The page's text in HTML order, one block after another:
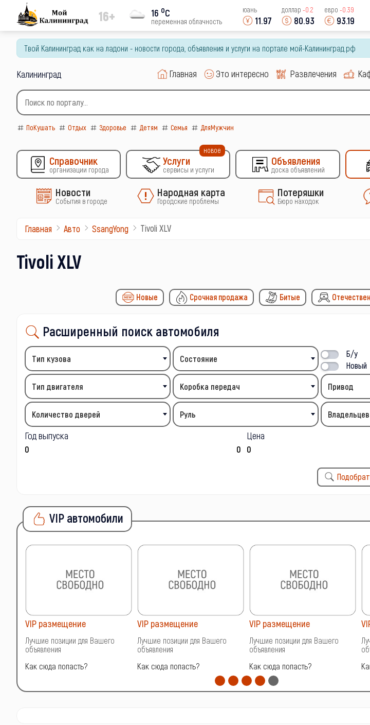
16+ 16 oC
переменная облачность
юань
11.97
доллар -0.2
80.93
евро -0.39
93.19
Твой Калининград как на ладони - новости города, объявления и услуги на портале мой-Калининград.рф
Калининград Главная Это интересно Развлечения
ПоКушать Отдых Здоровье Детям Семья ДляМужчин
Справочник
организации города
Услуги
сервисы и услуги
новое
Объявления
доска объявлений
Новости
События в городе
Народная карта
Городские проблемы
Потеряшки
Бюро находок
Главная Авто SsangYong Tivoli XLV
Tivoli XLV
Новые Срочная продажа Битые
Расширенный поиск автомобиля
Тип кузова Состояние
Б/у
Новый
Тип двигателя Коробка передач Привод
Количество дверей Руль
Год выпуска Цена
VIP автомобили
VIP размещение
Лучшие позиции для Вашего
объявления
Как сюда попасть?
VIP размещение
Лучшие позиции для Вашего
объявления
Как сюда попасть?
VIP размещение
Лучшие позиции для Вашего
объявления
Как сюда попасть?